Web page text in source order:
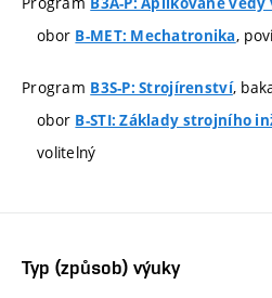
obor B-MET: Mechatronika,
Program B3S-P: Strojírenství,
obor B-STI: Základy strojního
volitelný
Typ (způsob) výuky